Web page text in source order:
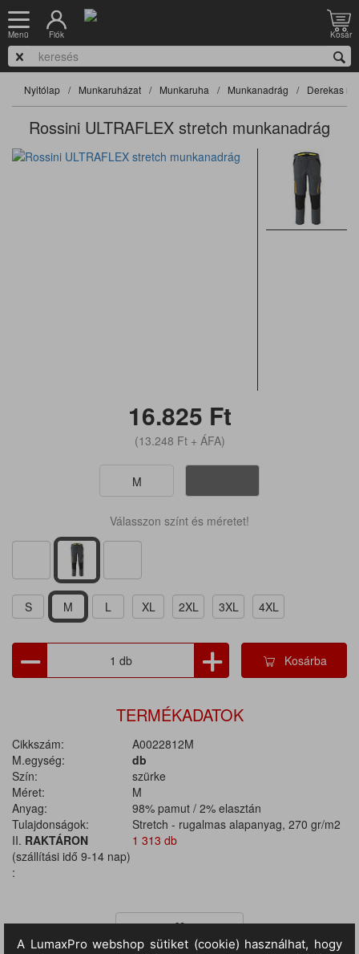
Menü Fiók Kosár
Nyitólap Munkaruházat Munkaruha Munkanadrág Derekas
Rossini ULTRAFLEX stretch munkanadrág
16.825 Ft
(13.248 Ft+ ÁFA)
M
Válasszon színt és méretet!
S M L XL 2XL 3XL 4XL
Kosárba
TERMÉKADATOK
Cikkszám:
A0022812M
M.egység:
db
Szín:
szürke
Méret:
M
Anyag:
98% pamut / 2% elasztán
Tulajdonságok:
Stretch - rugalmas alapanyag, 270 gr/m2
II. RAKTÁRON
(szállítási idő 9-14 nap)
:
1 313 db